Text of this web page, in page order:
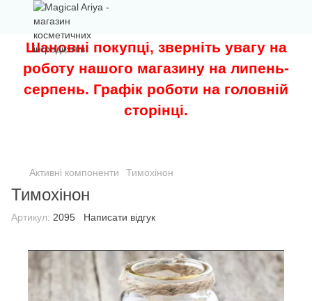
Шановні покупці, зверніть увагу на
роботу нашого магазину на липень-
серпень. Графік роботи на головній
сторінці.
Активні компоненти Тимохінон
Тимохінон
Артикул: 2095 Написати відгук